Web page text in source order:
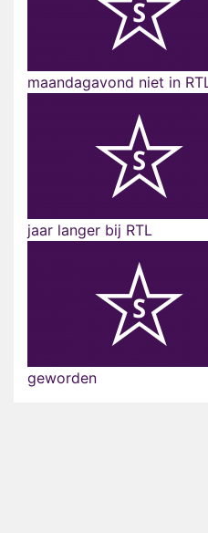
maandagavond niet in
jaar langer bij RTL
geworden